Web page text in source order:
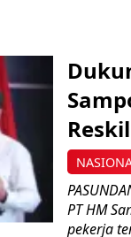
PT HM
pekerja